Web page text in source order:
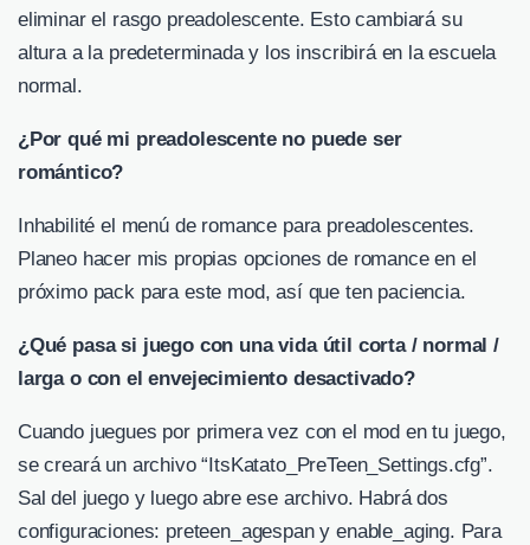
eliminar el rasgo preadolescente. Esto cambiará su
altura a la predeterminada y los inscribirá en la escuela
normal.
¿Por qué mi preadolescente no puede ser
romántico?
Inhabilité el menú de romance para preadolescentes.
Planeo hacer mis propias opciones de romance en el
próximo pack para este mod, así que ten paciencia.
¿Qué pasa si juego con una vida útil corta / normal /
larga o con el envejecimiento desactivado?
Cuando juegues por primera vez con el mod en tu juego,
se creará un archivo “ItsKatato_PreTeen_Settings.cfg”.
Sal del juego y luego abre ese archivo. Habrá dos
configuraciones: preteen_agespan y enable_aging. Para